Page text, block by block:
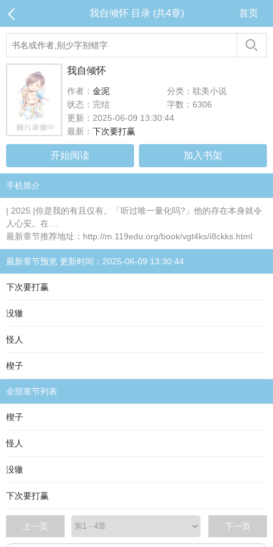
我自倾怀 目录 (共4章) 首页
我自倾怀
作者： 金泥
分类：耽美小说
状态：完结
字数：6306
更新：2025-06-09 13:30:44
最新： 下次要打赢
开始阅读 加入书架
手机简介
| 2025 |你是我的有且仅有。「听过唯一量化吗?」他的存在本身就令
人心安。在 ...
最新章节推荐地址：http://m.119edu.org/book/vgt4ks/i8ckks.html
最新章节预览 更新时间：2025-06-09 13:30:44
下次要打赢
没辙
怪人
楔子
全部章节列表
楔子
怪人
没辙
下次要打赢
上一页 下一页